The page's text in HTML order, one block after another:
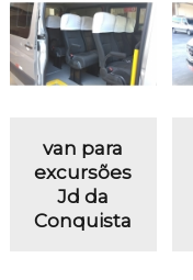
van para
excursões
Jd da
Conquista